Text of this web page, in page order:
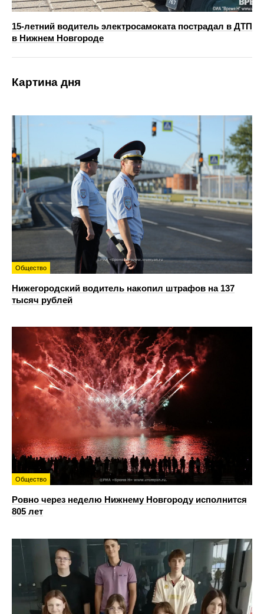
15-летний водитель электросамоката пострадал в ДТП
в Нижнем Новгороде
Картина дня
Общество
Нижегородский водитель накопил штрафов на 137
тысяч рублей
Общество
Ровно через неделю Нижнему Новгороду исполнится
805 лет